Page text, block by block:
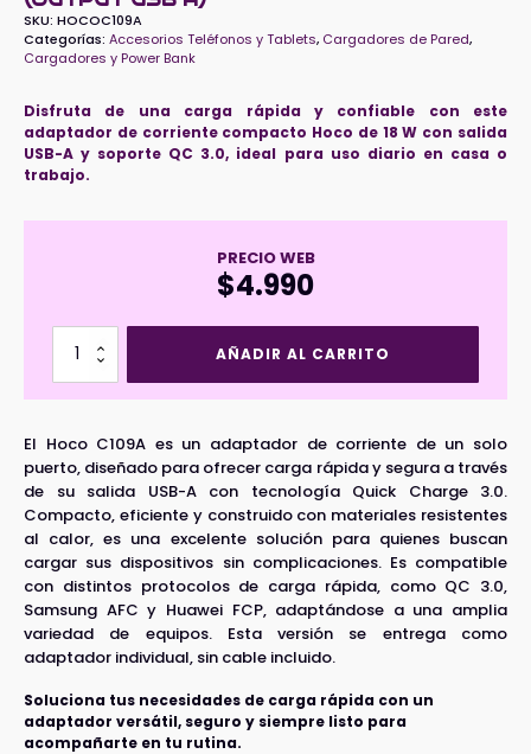
SKU: HOCOC109A
Categorías: Accesorios Teléfonos y Tablets, Cargadores de Pared,
Cargadores y Power Bank
Disfruta de una carga rápida y confiable con este
adaptador de corriente compacto Hoco de 18 W con salida
USB-A y soporte QC 3.0, ideal para uso diario en casa o
trabajo.
PRECIO WEB
$4.990
Cargador
C109A
(Output
USB
A)
cantidad
AÑADIR AL CARRITO
El Hoco C109A es un adaptador de corriente de un solo
puerto, diseñado para ofrecer carga rápida y segura a través
de su salida USB-A con tecnología Quick Charge 3.0.
Compacto, eficiente y construido con materiales resistentes
al calor, es una excelente solución para quienes buscan
cargar sus dispositivos sin complicaciones. Es compatible
con distintos protocolos de carga rápida, como QC 3.0,
Samsung AFC y Huawei FCP, adaptándose a una amplia
variedad de equipos. Esta versión se entrega como
adaptador individual, sin cable incluido.
Soluciona tus necesidades de carga rápida con un
adaptador versátil, seguro y siempre listo para
acompañarte en tu rutina.